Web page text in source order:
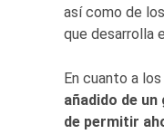
así como de
que desarrolla
En cuanto a
añadido de
de permitir